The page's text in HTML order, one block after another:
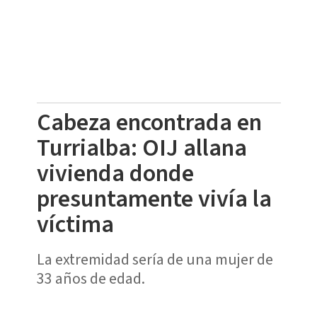
Cabeza encontrada en
Turrialba: OIJ allana
vivienda donde
presuntamente vivía la
víctima
La extremidad sería de una mujer de
33 años de edad.